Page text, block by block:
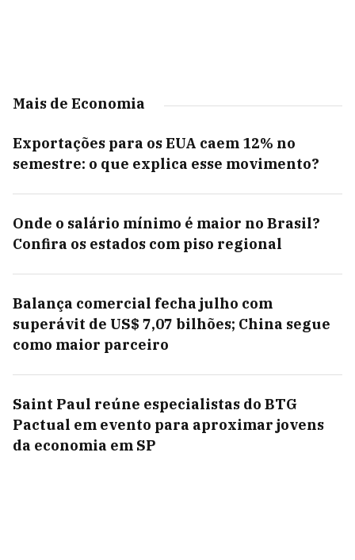
Mais de Economia
Exportações para os EUA caem 12% no
semestre: o que explica esse movimento?
Onde o salário mínimo é maior no Brasil?
Confira os estados com piso regional
Balança comercial fecha julho com
superávit de US$ 7,07 bilhões; China segue
como maior parceiro
Saint Paul reúne especialistas do BTG
Pactual em evento para aproximar jovens
da economia em SP